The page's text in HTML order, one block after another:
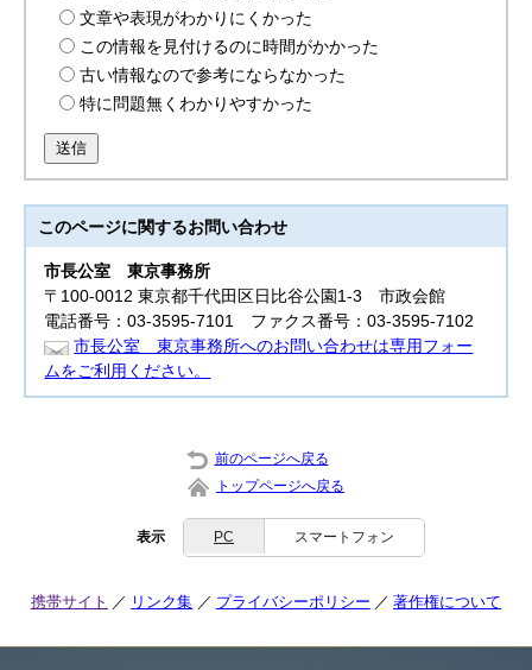
文章や表現がわかりにくかった
この情報を見付けるのに時間がかかった
古い情報なので参考にならなかった
特に問題無くわかりやすかった
送信
このページに関するお問い合わせ
市長公室東京事務所
〒100-0012 東京都千代田区日比谷公園1-3 市政会館
電話番号：03-3595-7101 ファクス番号：03-3595-7102
市長公室 東京事務所へのお問い合わせは専用フォー
ムをご利用ください。
前のページへ戻る
トップページへ戻る
表示 PC スマートフォン
携帯サイト リンク集 プライバシーポリシー 著作権について